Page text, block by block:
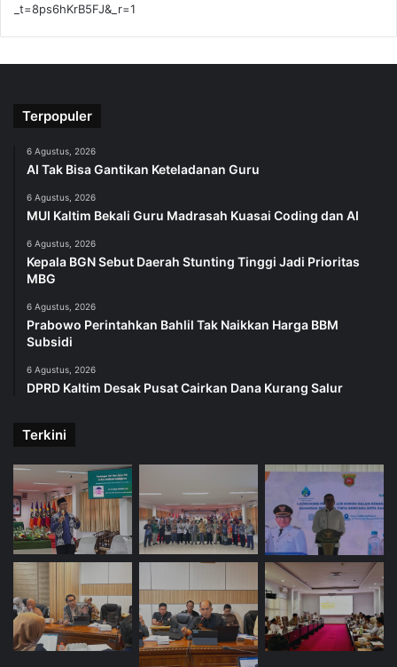
_t=8ps6hKrB5FJ&_r=1
Terpopuler
6 Agustus, 2026
AI Tak Bisa Gantikan Keteladanan Guru
6 Agustus, 2026
MUI Kaltim Bekali Guru Madrasah Kuasai Coding dan AI
6 Agustus, 2026
Kepala BGN Sebut Daerah Stunting Tinggi Jadi Prioritas
MBG
6 Agustus, 2026
Prabowo Perintahkan Bahlil Tak Naikkan Harga BBM
Subsidi
6 Agustus, 2026
DPRD Kaltim Desak Pusat Cairkan Dana Kurang Salur
Terkini